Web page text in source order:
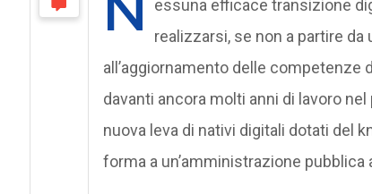
essuna efficace transizione
realizzarsi, se non a partire
all’aggiornamento delle competenze
davanti ancora molti anni di lavoro
nuova leva di nativi digitali dotati del
forma a un’amministrazione pubblica